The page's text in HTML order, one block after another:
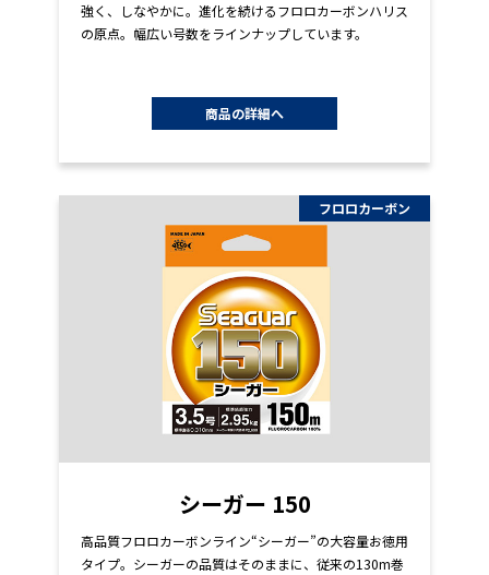
強く、しなやかに。進化を続けるフロロカーボンハリス
の原点。幅広い号数をラインナップしています。
商品の詳細へ
フロロカーボン
シーガー 150
高品質フロロカーボンライン“シーガー”の大容量お徳用
タイプ。シーガーの品質はそのままに、従来の130m巻